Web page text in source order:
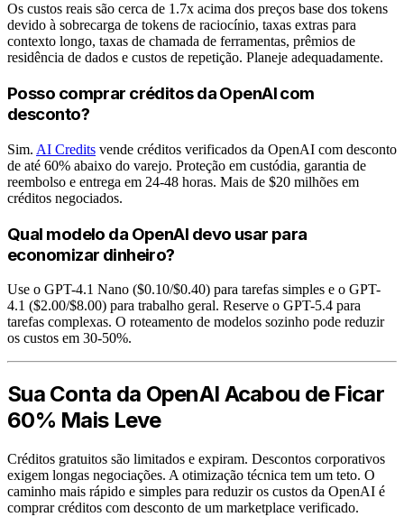
Os custos reais são cerca de 1.7x acima dos preços base dos tokens
devido à sobrecarga de tokens de raciocínio, taxas extras para
contexto longo, taxas de chamada de ferramentas, prêmios de
residência de dados e custos de repetição. Planeje adequadamente.
Posso comprar créditos da OpenAI com
desconto?
Sim. AI Credits vende créditos verificados da OpenAI com desconto
de até 60% abaixo do varejo. Proteção em custódia, garantia de
reembolso e entrega em 24-48 horas. Mais de $20 milhões em
créditos negociados.
Qual modelo da OpenAI devo usar para
economizar dinheiro?
Use o GPT-4.1 Nano ($0.10/$0.40) para tarefas simples e o GPT-
4.1 ($2.00/$8.00) para trabalho geral. Reserve o GPT-5.4 para
tarefas complexas. O roteamento de modelos sozinho pode reduzir
os custos em 30-50%.
Sua Conta da OpenAI Acabou de Ficar
60% Mais Leve
Créditos gratuitos são limitados e expiram. Descontos corporativos
exigem longas negociações. A otimização técnica tem um teto. O
caminho mais rápido e simples para reduzir os custos da OpenAI é
comprar créditos com desconto de um marketplace verificado.